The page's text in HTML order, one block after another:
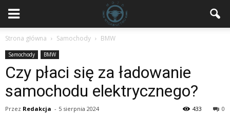
Strona główna Samochody BMW
Samochody BMW
Czy płaci się za ładowanie
samochodu elektrycznego?
Przez Redakcja - 5 sierpnia 2024 0
433